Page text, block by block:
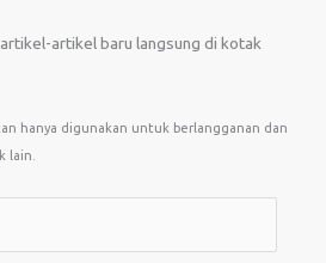
artikel baru langsung di kotak
hanya digunakan untuk berlangganan dan
lain.